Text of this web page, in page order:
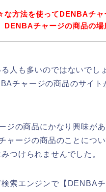
な方法を使ってDENBAチ
DENBAチャージの商品の場
人も多いのではないでし
チャージの商品のサイ
ジの商品にかなり興味が
ャージの商品のことにつ
つけられませんでした。
検索エンジンで【